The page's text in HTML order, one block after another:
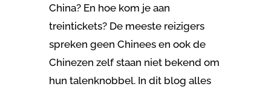
China? En hoe kom je aan
treintickets? De meeste reizigers
spreken geen Chinees en ook de
Chinezen zelf staan niet bekend om
hun talenknobbel. In dit blog alles